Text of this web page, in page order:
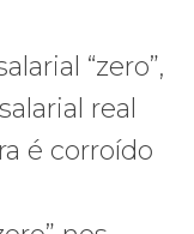
“zero”,
real
é corroído